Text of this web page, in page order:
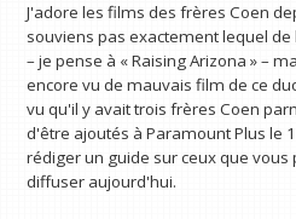
J'adore les films des frères Coen
souviens pas exactement lequel
– je pense à « Raising Arizona » –
encore vu de mauvais film de ce
vu qu'il y avait trois frères Coen
d'être ajoutés à Paramount Plus le
rédiger un guide sur ceux que
diffuser aujourd'hui.